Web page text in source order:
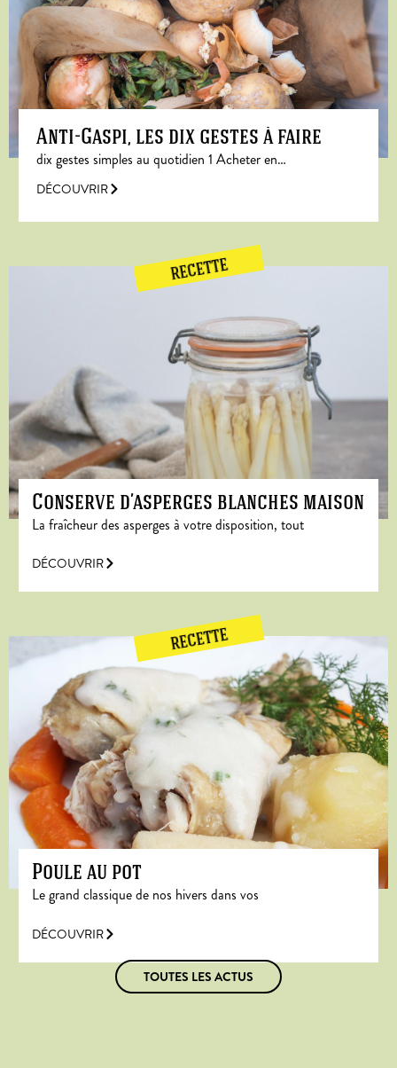
Anti-Gaspi, les dix gestes à faire
dix gestes simples au quotidien 1 Acheter en…
DÉCOUVRIR
RECETTE
Conserve d’asperges blanches maison
La fraîcheur des asperges à votre disposition, tout
DÉCOUVRIR
RECETTE
Poule au pot
Le grand classique de nos hivers dans vos
DÉCOUVRIR
TOUTES LES ACTUS